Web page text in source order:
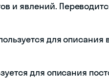
и явлений.
для описания
для описания